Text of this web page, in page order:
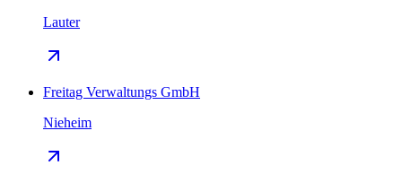
Lauter
Freitag Verwaltungs GmbH
Nieheim